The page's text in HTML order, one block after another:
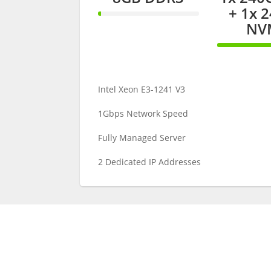
3%
+ 1x
100%
Intel Xeon E3-1241 V3
1Gbps Network Speed
Fully Managed Server
2 Dedicated IP Addresses